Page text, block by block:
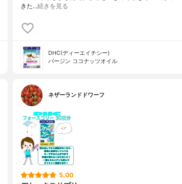
きた…続きを見る
DHC(ディーエイチシー)
バージン ココナッツオイル
ネザーランドドワーフ
5.00